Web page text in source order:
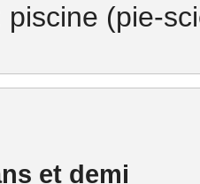
piscine (pie-
et demi